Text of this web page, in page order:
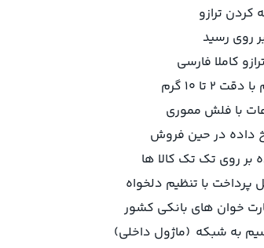
کردن ترازو
روی رسید
کاملا فارسی
با فلش مموری
داده در حین فروش
بر روی تک تک کالا ها
پرداخت با تنظیم دلخواه
خوان های بانکی کشور
به شبکه (ماژول داخلی)